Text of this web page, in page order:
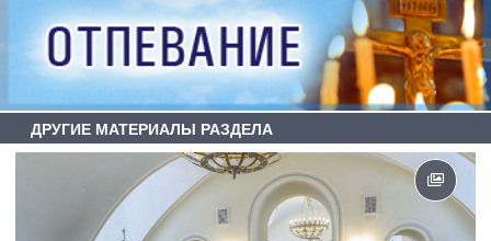
ДРУГИЕ МАТЕРИАЛЫ РАЗДЕЛА